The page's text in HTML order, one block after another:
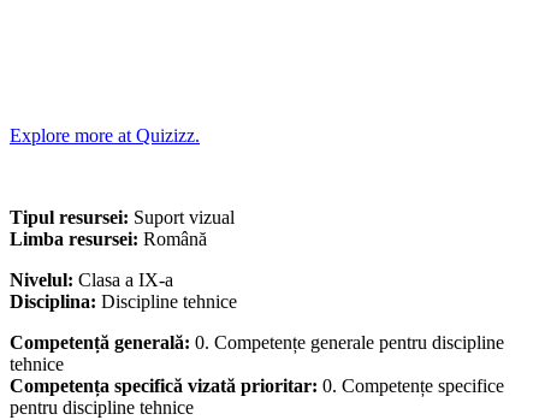
Explore more at Quizizz.
Tipul resursei: Suport vizual
Limba resursei: Română
Nivelul: Clasa a IX-a
Disciplina: Discipline tehnice
Competență generală: 0. Competențe generale pentru discipline
tehnice
Competența specifică vizată prioritar: 0. Competențe specifice
pentru discipline tehnice